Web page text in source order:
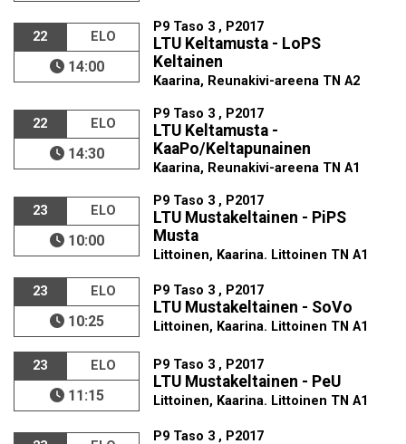
22 ELO
14:00
P9 Taso 3 , P2017
LTU Keltamusta - LoPS
Keltainen
Kaarina, Reunakivi-areena TN A2
22 ELO
14:30
P9 Taso 3 , P2017
LTU Keltamusta -
KaaPo/Keltapunainen
Kaarina, Reunakivi-areena TN A1
23 ELO
10:00
P9 Taso 3 , P2017
LTU Mustakeltainen - PiPS
Musta
Littoinen, Kaarina. Littoinen TN A1
23 ELO
10:25
P9 Taso 3 , P2017
LTU Mustakeltainen - SoVo
Littoinen, Kaarina. Littoinen TN A1
23 ELO
11:15
P9 Taso 3 , P2017
LTU Mustakeltainen - PeU
Littoinen, Kaarina. Littoinen TN A1
P9 Taso 3 , P2017